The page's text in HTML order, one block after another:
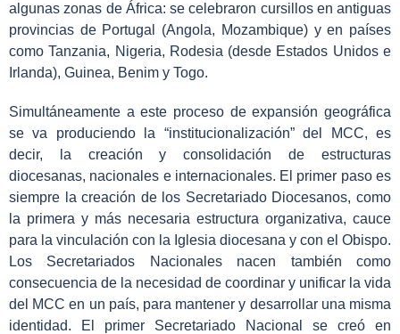
algunas zonas de África: se celebraron cursillos en antiguas
provincias de Portugal (Angola, Mozambique) y en países
como Tanzania, Nigeria, Rodesia (desde Estados Unidos e
Irlanda), Guinea, Benim y Togo.
Simultáneamente a este proceso de expansión geográfica
se va produciendo la “institucionalización” del MCC, es
decir, la creación y consolidación de estructuras
diocesanas, nacionales e internacionales. El primer paso es
siempre la creación de los Secretariado Diocesanos, como
la primera y más necesaria estructura organizativa, cauce
para la vinculación con la Iglesia diocesana y con el Obispo.
Los Secretariados Nacionales nacen también como
consecuencia de la necesidad de coordinar y unificar la vida
del MCC en un país, para mantener y desarrollar una misma
identidad. El primer Secretariado Nacional se creó en